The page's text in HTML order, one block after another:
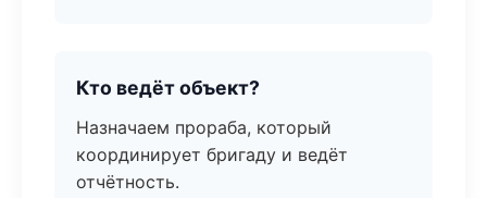
Кто ведёт объект?
Назначаем прораба, который
координирует бригаду и ведёт
отчётность.